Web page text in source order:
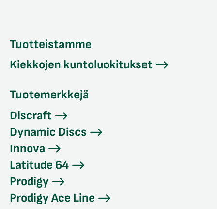
Tuotteistamme
Kiekkojen kuntoluokitukset
Tuotemerkkejä
Discraft
Dynamic Discs
Innova
Latitude 64
Prodigy
Prodigy Ace Line